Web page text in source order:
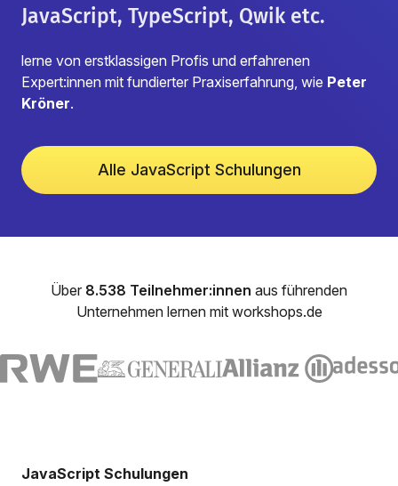
JavaScript, TypeScript, Qwik etc.
lerne von erstklassigen Profis und erfahrenen
Expert:innen mit fundierter Praxiserfahrung, wie Peter
Kröner.
Alle JavaScript Schulungen
Über 8.538 Teilnehmer:innen aus führenden
Unternehmen lernen mit workshops.de
JavaScript Schulungen